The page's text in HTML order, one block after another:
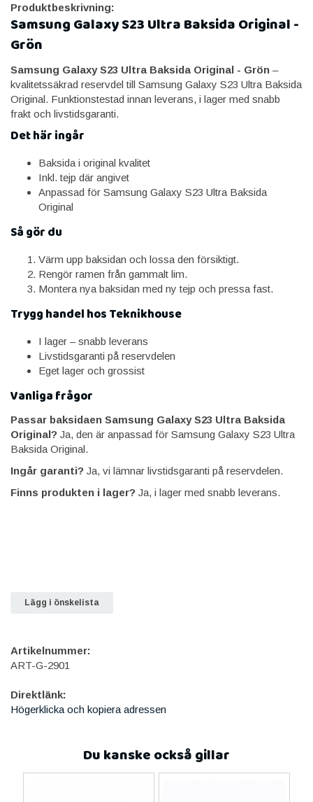
Produktbeskrivning:
Samsung Galaxy S23 Ultra Baksida Original -
Grön
Samsung Galaxy S23 Ultra Baksida Original - Grön –
kvalitetssäkrad reservdel till Samsung Galaxy S23 Ultra Baksida
Original. Funktionstestad innan leverans, i lager med snabb
frakt och livstidsgaranti.
Det här ingår
Baksida i original kvalitet
Inkl. tejp där angivet
Anpassad för Samsung Galaxy S23 Ultra Baksida
Original
Så gör du
Värm upp baksidan och lossa den försiktigt.
Rengör ramen från gammalt lim.
Montera nya baksidan med ny tejp och pressa fast.
Trygg handel hos Teknikhouse
I lager – snabb leverans
Livstidsgaranti på reservdelen
Eget lager och grossist
Vanliga frågor
Passar baksidaen Samsung Galaxy S23 Ultra Baksida
Original? Ja, den är anpassad för Samsung Galaxy S23 Ultra
Baksida Original.
Ingår garanti? Ja, vi lämnar livstidsgaranti på reservdelen.
Finns produkten i lager? Ja, i lager med snabb leverans.
Lägg i önskelista
Artikelnummer:
ART-G-2901
Direktlänk:
Högerklicka och kopiera adressen
Du kanske också gillar